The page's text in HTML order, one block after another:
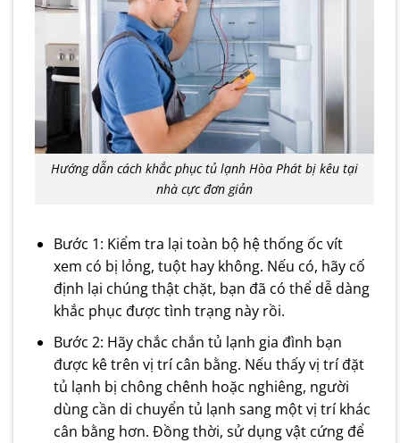
Hướng dẫn cách khắc phục tủ lạnh Hòa Phát bị kêu tại
nhà cực đơn giản
Bước 1: Kiểm tra lại toàn bộ hệ thống ốc vít
xem có bị lỏng, tuột hay không. Nếu có, hãy cố
định lại chúng thật chặt, bạn đã có thể dễ dàng
khắc phục được tình trạng này rồi.
Bước 2: Hãy chắc chắn tủ lạnh gia đình bạn
được kê trên vị trí cân bằng. Nếu thấy vị trí đặt
tủ lạnh bị chông chênh hoặc nghiêng, người
dùng cần di chuyển tủ lạnh sang một vị trí khác
cân bằng hơn. Đồng thời, sử dụng vật cứng để